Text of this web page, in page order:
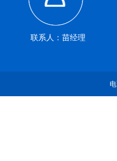
联系人：苗经理